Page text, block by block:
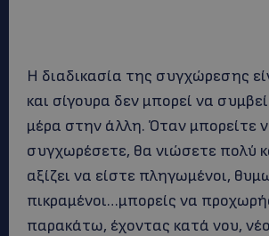
Η διαδικασία της συγχώρεσης
και σίγουρα δεν μπορεί να
μέρα στην άλλη. Όταν μπορείτε
συγχωρέσετε, θα νιώσετε πολύ
αξίζει να είστε πληγωμένοι,
πικραμένοι…μπορείς να
παρακάτω, έχοντας κατά νου,